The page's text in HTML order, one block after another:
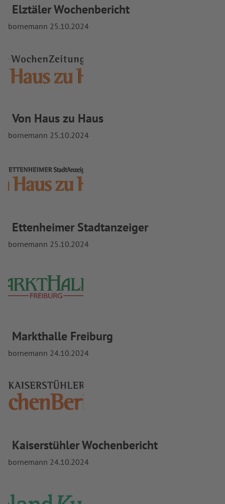
Elztäler Wochenbericht
bornemann 25.10.2024
Von Haus zu Haus
bornemann 25.10.2024
Ettenheimer Stadtanzeiger
bornemann 25.10.2024
Markthalle Freiburg
bornemann 24.10.2024
Kaiserstühler Wochenbericht
bornemann 24.10.2024